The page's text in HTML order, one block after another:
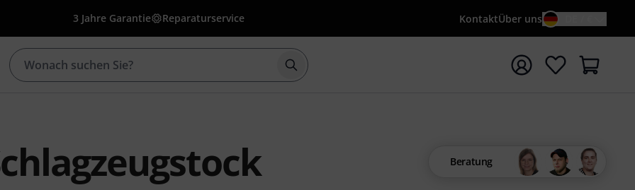
3 Jahre Garantie Reparaturservice KontaktÜber uns
Suche mit Suchwort {searchTerm} starten
Beratung